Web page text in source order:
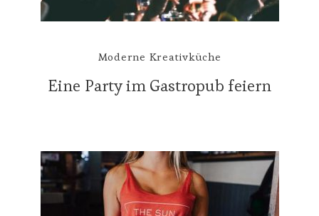
Moderne Kreativküche
Eine Party im Gastropub feiern